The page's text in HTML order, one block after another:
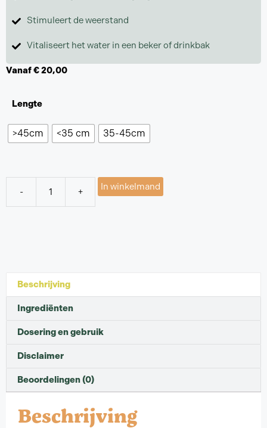
Stimuleert de weerstand
Vitaliseert het water in een beker of drinkbak
Vanaf€20,00
Lengte
>45cm <35 cm 35-45cm
- + In winkelmand
Beschrijving
Ingrediënten
Dosering en gebruik
Disclaimer
Beoordelingen (0)
Beschrijving